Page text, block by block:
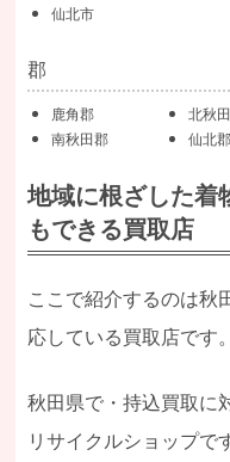
仙北市
郡
鹿角郡 北秋
南秋田郡
仙北郡
地域に根ざした着
もできる買取店
ここで紹介するのは秋
応している買取店です。
秋田県で・持込買取に
リサイクルショップで